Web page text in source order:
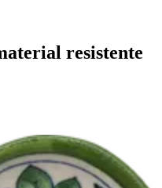
resistente